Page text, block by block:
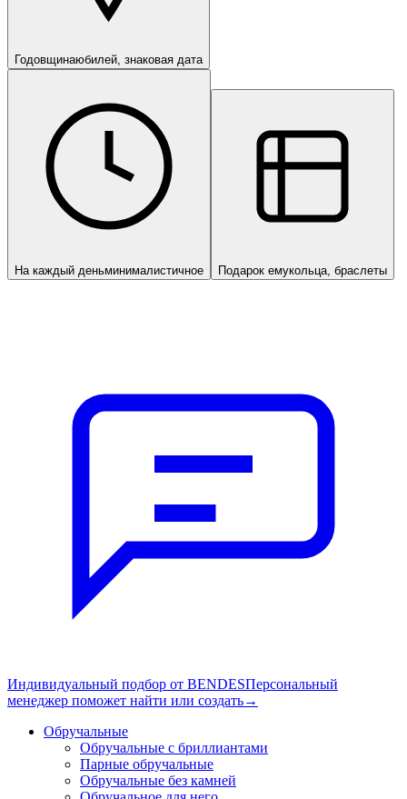
Годовщинаюбилей, знаковая дата
На каждый деньминималистичное Подарок емукольца, браслеты
Индивидуальный подбор от BENDESПерсональный
менеджер поможет найти или создать→
Обручальные
Обручальные с бриллиантами
Парные обручальные
Обручальные без камней